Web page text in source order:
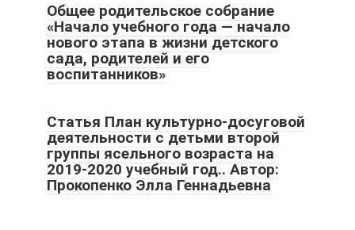
Общее родительское собрание
«Начало учебного года — начало
нового этапа в жизни детского
сада, родителей и его
воспитанников»
Статья План культурно-досуговой
деятельности с детьми второй
группы ясельного возраста на
2019-2020 учебный год.. Автор:
Прокопенко Элла Геннадьевна